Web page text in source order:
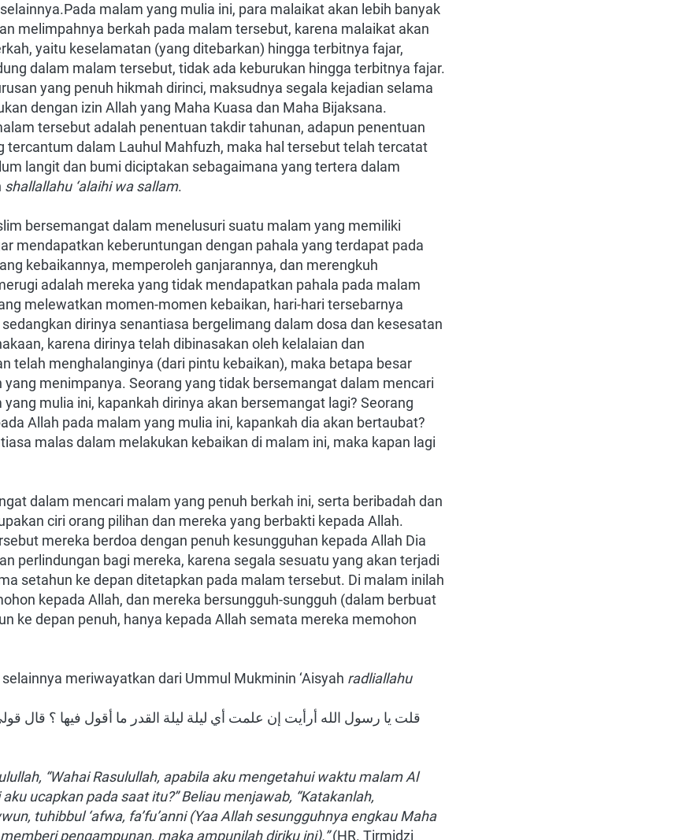
malam yang mulia ini, para malaikat akan lebih banyak
melimpahnya berkah pada malam tersebut, karena malaikat akan
yaitu keselamatan (yang ditebarkan) hingga terbitnya fajar,
dalam malam tersebut, tidak ada keburukan hingga terbitnya fajar.
yang penuh hikmah dirinci, maksudnya segala kejadian selama
dengan izin Allah yang Maha Kuasa dan Maha Bijaksana.
tersebut adalah penentuan takdir tahunan, adapun penentuan
tercantum dalam Lauhul Mahfuzh, maka hal tersebut telah tercatat
langit dan bumi diciptakan sebagaimana yang tertera dalam
shallallahu ‘alaihi wa sallam.
bersemangat dalam menelusuri suatu malam yang memiliki
mendapatkan keberuntungan dengan pahala yang terdapat pada
kebaikannya, memperoleh ganjarannya, dan merengkuh
adalah mereka yang tidak mendapatkan pahala pada malam
melewatkan momen-momen kebaikan, hari-hari tersebarnya
dirinya senantiasa bergelimang dalam dosa dan kesesatan
karena dirinya telah dibinasakan oleh kelalaian dan
telah menghalanginya (dari pintu kebaikan), maka betapa besar
yang menimpanya. Seorang yang tidak bersemangat dalam mencari
mulia ini, kapankah dirinya akan bersemangat lagi? Seorang
Allah pada malam yang mulia ini, kapankah dia akan bertaubat?
malas dalam melakukan kebaikan di malam ini, maka kapan lagi
dalam mencari malam yang penuh berkah ini, serta beribadah dan
ciri orang pilihan dan mereka yang berbakti kepada Allah.
mereka berdoa dengan penuh kesungguhan kepada Allah Dia
perlindungan bagi mereka, karena segala sesuatu yang akan terjadi
setahun ke depan ditetapkan pada malam tersebut. Di malam inilah
kepada Allah, dan mereka bersungguh-sungguh (dalam berbuat
ke depan penuh, hanya kepada Allah semata mereka memohon
meriwayatkan dari Ummul Mukminin ‘Aisyah radliallahu
“Wahai Rasulullah, apabila aku mengetahui waktu malam Al
ucapkan pada saat itu?” Beliau menjawab, “Katakanlah,
tuhibbul ‘afwa, fa’fu’anni (Yaa Allah sesungguhnya engkau Maha
pengampunan, maka ampunilah diriku ini).” (HR. Tirmidzi